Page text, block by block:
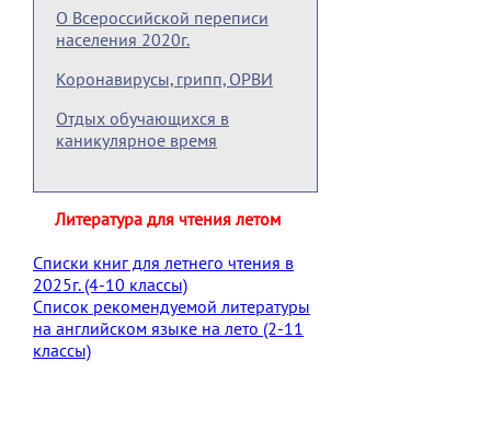
О Всероссийской переписи
населения 2020г.
Коронавирусы, грипп, ОРВИ
Отдых обучающихся в
каникулярное время
Литература для чтения летом
Списки книг для летнего чтения в
2025г. (4-10 классы)
Список рекомендуемой литературы
на английском языке на лето (2-11
классы)